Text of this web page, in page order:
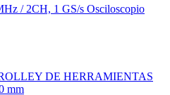
/ 2CH, 1 GS/s Osciloscopio